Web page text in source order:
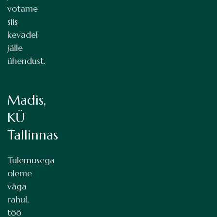
võtame
siis
kevadel
jälle
ühendust.
Madis,
KÜ
Tallinnas
Tulemusega
oleme
väga
rahul,
töö